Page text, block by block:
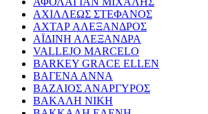
ΑΧΙΛΛΕΩΣ ΣΤΕΦΑΝΟΣ
ΑΧΤΑΡ ΑΛΕΞΑΝΔΡΟΣ
ΑΪΔΙΝΗ ΑΛΕΞΑΝΔΡΑ
VALLEJO MARCELO
BARKEY GRACE ELLEN
ΒΑΓΕΝΑ ΑΝΝΑ
ΒΑΖΑΙΟΣ ΑΝΑΡΓΥΡΟΣ
ΒΑΚΑΛΗ ΝΙΚΗ